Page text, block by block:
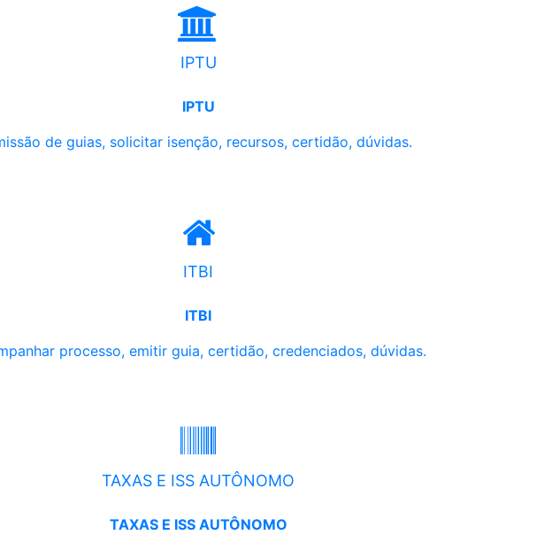
IPTU
IPTU
de guias, solicitar isenção, recursos, certidão, dúvidas.
ITBI
ITBI
processo, emitir guia, certidão, credenciados, dúvidas.
TAXAS E ISS AUTÔNOMO
TAXAS E ISS AUTÔNOMO